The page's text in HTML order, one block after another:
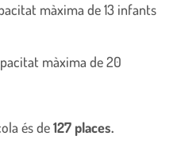
màxima de 13 infants
màxima de 20
és de127 places.